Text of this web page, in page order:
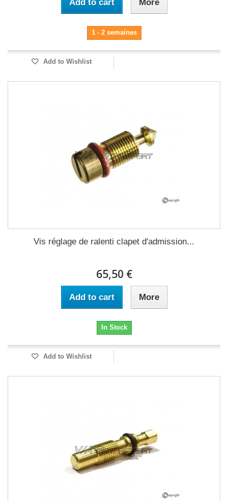
Add to cart More
1 - 2 semaines
Add to Wishlist
Vis réglage de ralenti clapet d'admission...
65,50 €
Add to cart More
In Stock
Add to Wishlist